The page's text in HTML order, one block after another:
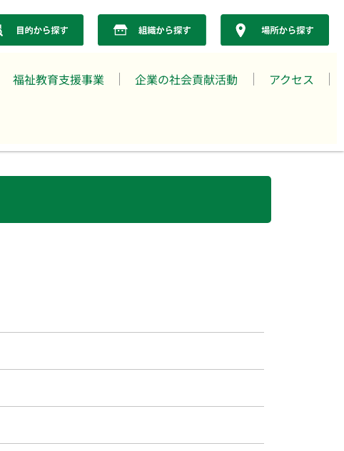
福祉教育支援事業 企業の社会貢献活動 アクセス